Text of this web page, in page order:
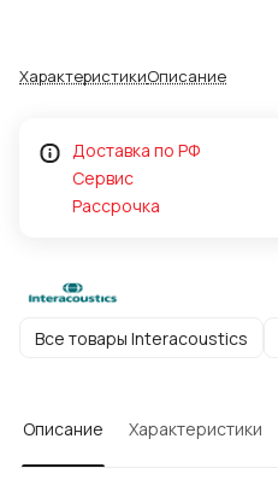
ХарактеристикиОписание
Доставка по РФ
Сервис
Рассрочка
Все товары Interacoustics
Описание Характеристики